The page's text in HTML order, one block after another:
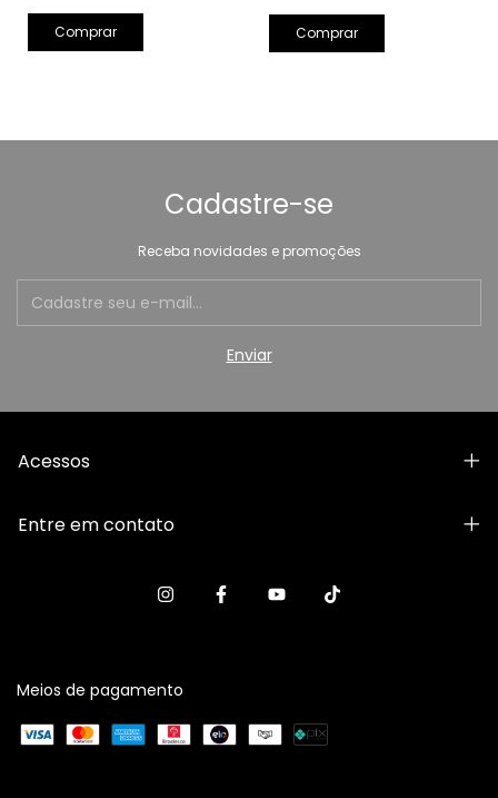
Cadastre-se
Receba novidades e promoções
Acessos
Entre em contato
Meios de pagamento